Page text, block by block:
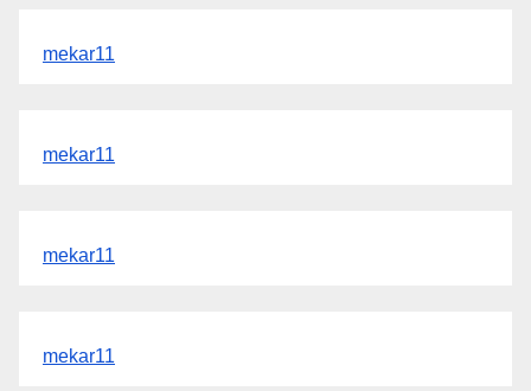
mekar11
mekar11
mekar11
mekar11